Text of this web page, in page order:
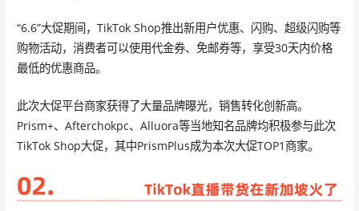
“6.6”大促期间，TikTok Shop推出新用户优惠、闪购、超级闪购等
购物活动，消费者可以使用代金券、免邮券等，享受30天内价格
最低的优惠商品。
此次大促平台商家获得了大量品牌曝光，销售转化创新高。
Prism+、Afterchokpc、Alluora等当地知名品牌均积极参与此次
TikTok Shop大促，其中PrismPlus成为本次大促TOP1商家。